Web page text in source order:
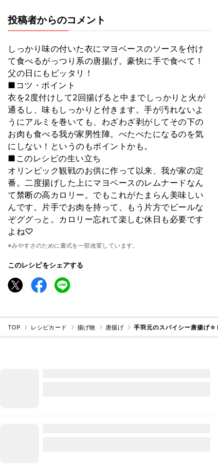
投稿者からのコメント
しっかり味の付いた衣にマヨベースのソースを付け
て食べるがっつり系の唐揚げ。豪快に手で食べて！
父の日にもピッタリ！
■コツ・ポイント
衣を2度付けして2回揚げると中までしっかりと火が
通るし、味もしっかりと付きます。手が汚れないよ
うにアルミを巻いても、わざわざ剥がしてその下の
お肉も食べる我が家男性陣。べたべたになるのを気
にしない！というのもポイントかも。
■このレシピの生い立ち
オリンピック観戦のお供に作って以来、我が家の定
番。二度揚げした上にマヨベースのレムナードなん
て禁断の高カロリー。でもこれがたまらん美味しい
んです。片手でお肉を持って、もう片方でビールな
ぞググっと。カロリー忘れて楽しむ休日も必要です
よね♡
※みやすさのために書式を一部改変しています。
このレシピをシェアする
TOP レシピカード 揚げ物 唐揚げ 手羽元のスパイシー唐揚げ☆